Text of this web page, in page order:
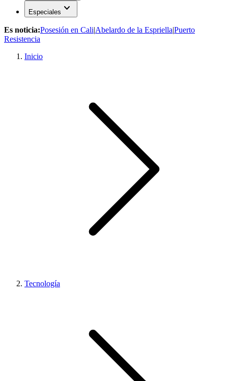
Especiales expand_more
Es noticia:Posesión en Cali|Abelardo de la Espriella|Puerto
Resistencia
Inicio
Tecnología